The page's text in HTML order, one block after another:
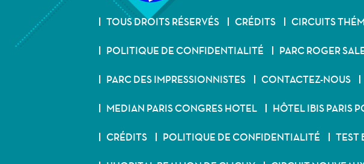
TOUS DROITS RÉSERVÉS CRÉDITS CIRCUITS
POLITIQUE DE CONFIDENTIALITÉ PARC ROGER
PARC DES IMPRESSIONNISTES CONTACTEZ-NOUS
MEDIAN PARIS CONGRES HOTEL HÔTEL IBIS PARIS
CRÉDITS POLITIQUE DE CONFIDENTIALITÉ TEST